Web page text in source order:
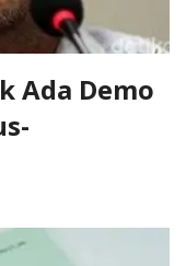
Ada Demo